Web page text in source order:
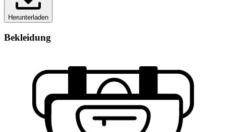
Herunterladen
Bekleidung